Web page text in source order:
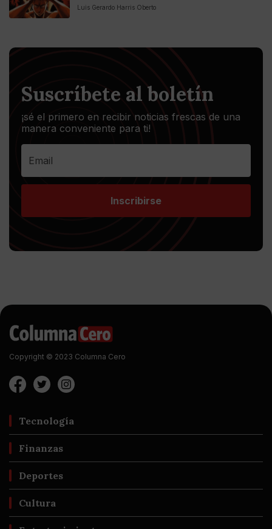
Luis Gerardo Harris Oberto
Suscríbete al boletín
¡sé el primero en recibir noticias frescas de una
manera conveniente para ti!
Inscribirse
Copyright © 2023 Columna Cero
Tecnología
Finanzas
Deportes
Cultura